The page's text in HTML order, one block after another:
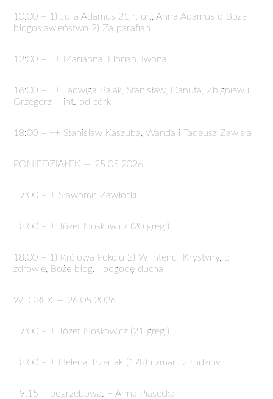
10:00 – 1) Julia Adamus 21 r. ur., Anna Adamus o Boże
błogosławieństwo 2) Za parafian
12:00 – ++ Marianna, Florian, Iwona
16:00 – ++ Jadwiga Balak, Stanisław, Danuta, Zbigniew i
Grzegorz – int. od córki
18:00 – ++ Stanisław Kaszuba, Wanda i Tadeusz Zawisła
PONIEDZIAŁEK — 25.05.2026
7:00 – + Sławomir Zawłocki
8:00 – + Józef Noskowicz (20 greg.)
18:00 – 1) Królowa Pokoju 2) W intencji Krystyny, o
zdrowie, Boże błog. i pogodę ducha
WTOREK — 26.05.2026
7:00 – + Józef Noskowicz (21 greg.)
8:00 – + Helena Trzeciak (17R) i zmarli z rodziny
9:15 – pogrzebowa: + Anna Piasecka